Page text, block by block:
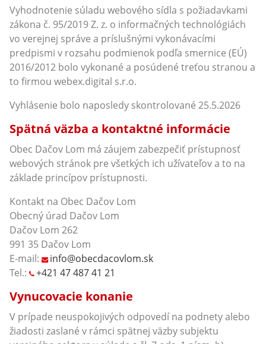
Vyhodnotenie súladu webového sídla s požiadavkami
zákona č. 95/2019 Z. z. o informačných technológiách
vo verejnej správe a príslušnými vykonávacími
predpismi v rozsahu podmienok podľa smernice (EÚ)
2016/2012 bolo vykonané a posúdené treťou stranou a
to firmou webex.digital s.r.o.
Vyhlásenie bolo naposledy skontrolované 25.5.2026
Spätná väzba a kontaktné informácie
Obec Dačov Lom má záujem zabezpečiť prístupnosť
webových stránok pre všetkých ich užívateľov a to na
základe princípov prístupnosti.
Kontakt na Obec Dačov Lom
Obecný úrad Dačov Lom
Dačov Lom 262
991 35 Dačov Lom
E-mail:
info@obecdacovlom.sk
Tel.:
+421 47 487 41 21
Vynucovacie konanie
V prípade neuspokojivých odpovedí na podnety alebo
žiadosti zaslané v rámci spätnej väzby subjektu